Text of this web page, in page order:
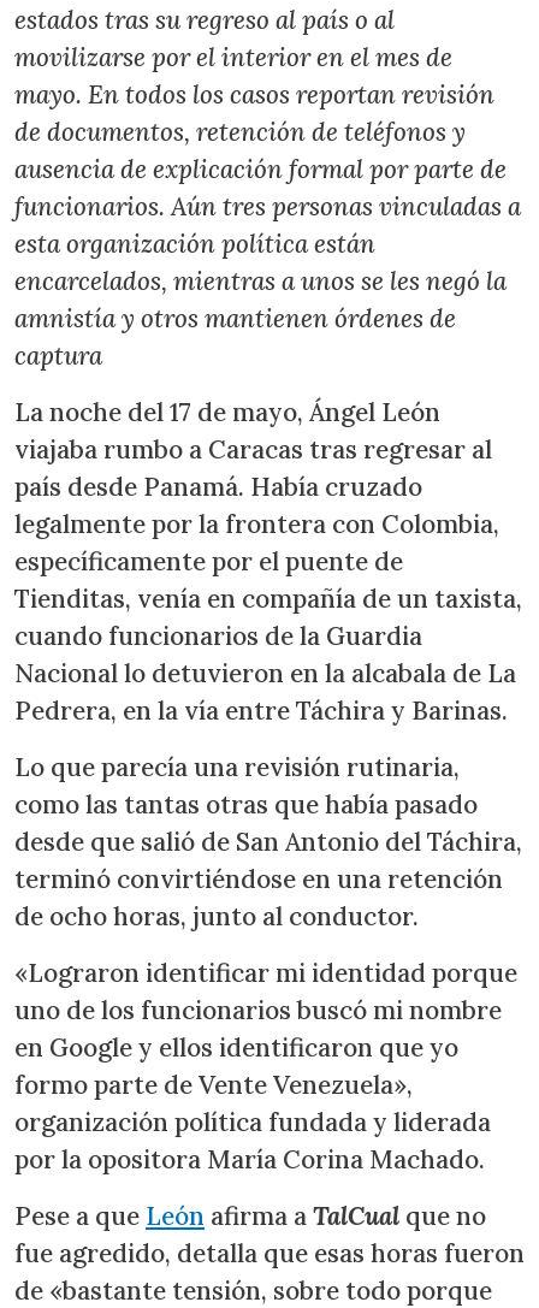
estados tras su regreso al país o al
movilizarse por el interior en el mes de
mayo. En todos los casos reportan revisión
de documentos, retención de teléfonos y
ausencia de explicación formal por parte de
funcionarios. Aún tres personas vinculadas a
esta organización política están
encarcelados, mientras a unos se les negó la
amnistía y otros mantienen órdenes de
captura
La noche del 17 de mayo, Ángel León
viajaba rumbo a Caracas tras regresar al
país desde Panamá. Había cruzado
legalmente por la frontera con Colombia,
específicamente por el puente de
Tienditas, venía en compañía de un taxista,
cuando funcionarios de la Guardia
Nacional lo detuvieron en la alcabala de La
Pedrera, en la vía entre Táchira y Barinas.
Lo que parecía una revisión rutinaria,
como las tantas otras que había pasado
desde que salió de San Antonio del Táchira,
terminó convirtiéndose en una retención
de ocho horas, junto al conductor.
«Lograron identificar mi identidad porque
uno de los funcionarios buscó mi nombre
en Google y ellos identificaron que yo
formo parte de Vente Venezuela»,
organización política fundada y liderada
por la opositora María Corina Machado.
Pese a que León afirma aTalCual que no
fue agredido, detalla que esas horas fueron
de «bastante tensión, sobre todo porque